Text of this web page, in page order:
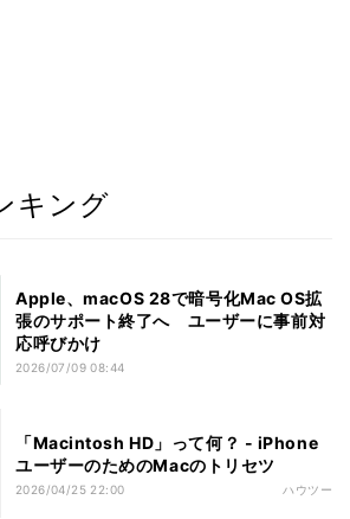
キング
Apple、macOS 28で暗号化Mac OS拡
張のサポート終了へ ユーザーに事前対
応呼びかけ
2026/07/09 08:44
「Macintosh HD」って何？ - iPhone
ユーザーのためのMacのトリセツ
2026/04/25 22:00 ハウツー